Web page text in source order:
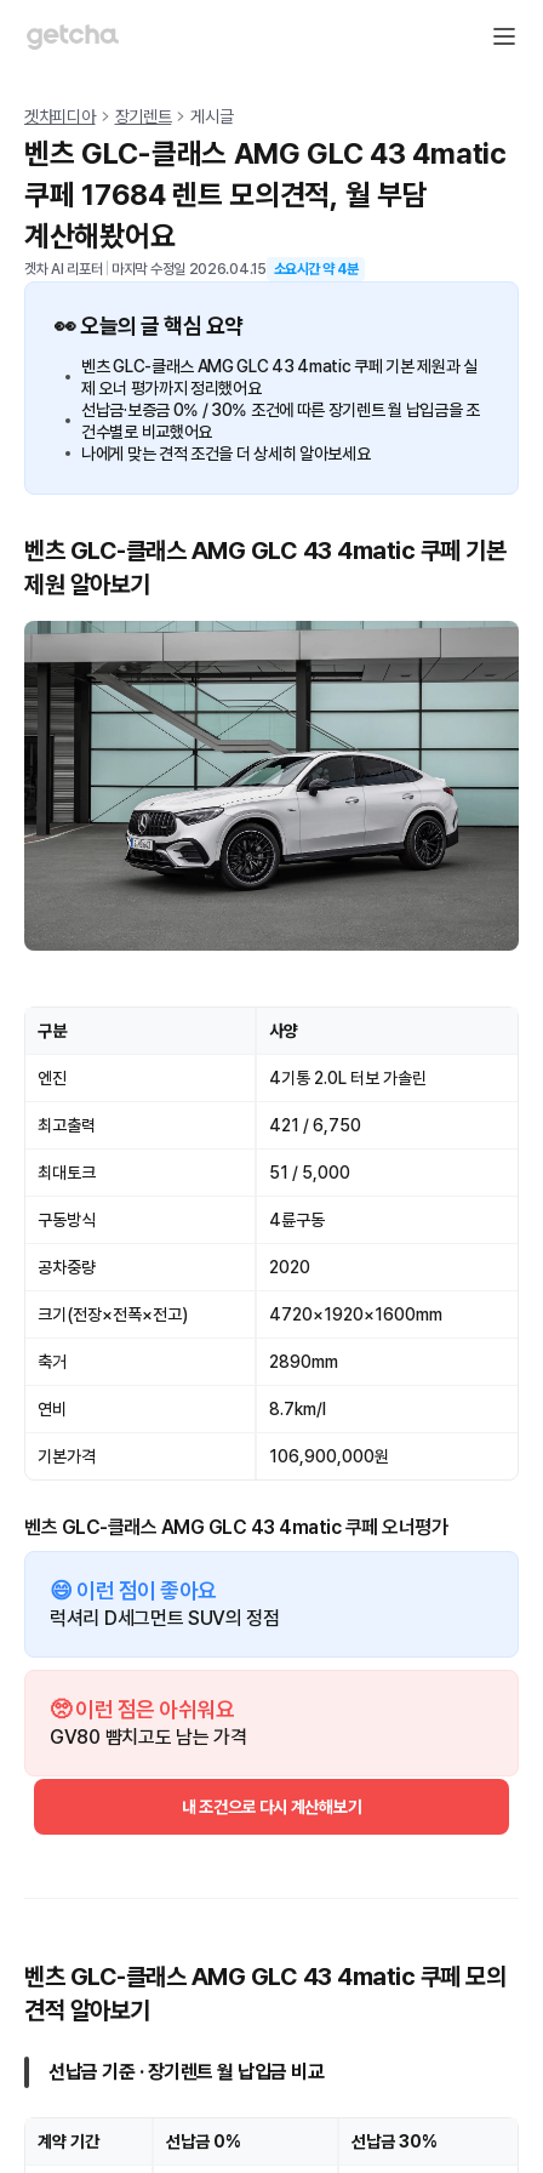
겟차피디아 장기렌트 게시글
벤츠 GLC-클래스 AMG GLC 43 4matic
쿠페 17684 렌트 모의견적, 월 부담
계산해봤어요
겟차 AI 리포터 마지막 수정일 2026.04.15 소요시간 약4분
👀 오늘의 글 핵심 요약
벤츠 GLC-클래스 AMG GLC 43 4matic 쿠페 기본 제원과 실
제 오너 평가까지 정리했어요
선납금·보증금 0% / 30% 조건에 따른 장기렌트 월 납입금을 조
건수별로 비교했어요
나에게 맞는 견적 조건을 더 상세히 알아보세요
벤츠 GLC-클래스 AMG GLC 43 4matic 쿠페 기본
제원 알아보기
구분 사양
엔진 4기통 2.0L 터보 가솔린
최고출력 421 / 6,750
최대토크 51 / 5,000
구동방식 4륜구동
공차중량 2020
크기(전장×전폭×전고) 4720×1920×1600mm
축거 2890mm
연비 8.7km/l
기본가격 106,900,000원
벤츠 GLC-클래스 AMG GLC 43 4matic 쿠페 오너평가
😄 이런 점이 좋아요
럭셔리 D세그먼트 SUV의 정점
🥺 이런 점은 아쉬워요
GV80 뺨치고도 남는 가격
내 조건으로 다시 계산해보기
벤츠 GLC-클래스 AMG GLC 43 4matic 쿠페 모의
견적 알아보기
선납금 기준 · 장기렌트 월 납입금 비교
계약 기간 선납금 0% 선납금 30%